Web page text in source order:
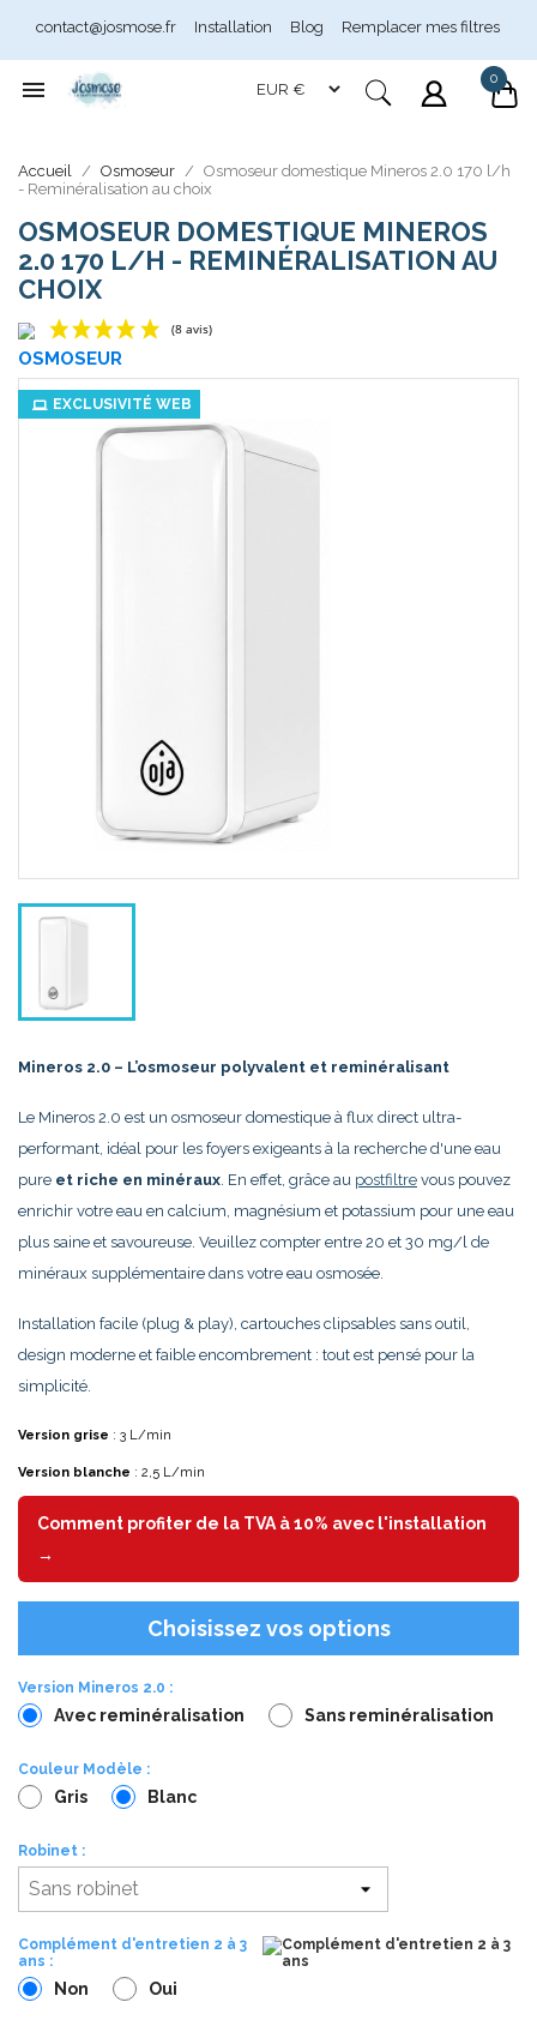
contact@josmose.fr Installation Blog Remplacer mes filtres
 0
Accueil Osmoseur
Osmoseur domestique Mineros 2.0 170 l/h
- Reminéralisation au choix
OSMOSEUR DOMESTIQUE MINEROS
2.0 170 L/H - REMINÉRALISATION AU
CHOIX
OSMOSEUR
EXCLUSIVITÉ WEB
Mineros 2.0 – L’osmoseur polyvalent et reminéralisant
Le Mineros 2.0 est un osmoseur domestique à flux direct ultra-
performant, idéal pour les foyers exigeants à la recherche d'une eau
pure et riche en minéraux . En effet, grâce au postfiltre vous pouvez
enrichir votre eau en calcium, magnésium et potassium pour une eau
plus saine et savoureuse. Veuillez compter entre 20 et 30 mg/l de
minéraux supplémentaire dans votre eau osmosée.
Installation facile (plug & play), cartouches clipsables sans outil,
design moderne et faible encombrement : tout est pensé pour la
simplicité.
Version grise : 3 L/min
Version blanche : 2,5 L/min
Comment profiter de la TVA à 10% avec l'installation
→
Choisissez vos options
Version Mineros 2.0 :
Avec reminéralisation Sans reminéralisation
Couleur Modèle :
Gris Blanc
Robinet :
Complément d'entretien 2 à 3
ans :
Non Oui
Assistant Josmose
En ligne